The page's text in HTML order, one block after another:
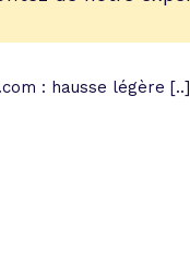
: hausse légère [..]